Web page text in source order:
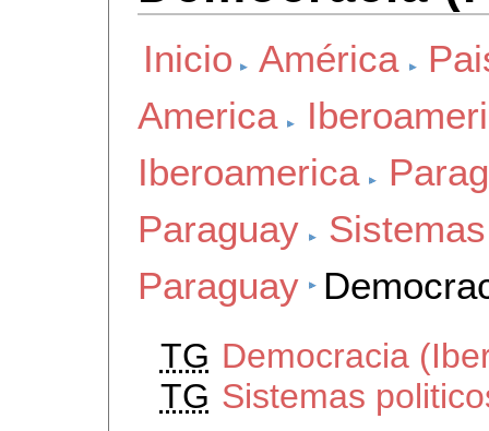
Inicio América
America
Iberoamerica
Paraguay
Paraguay
TG Democracia
TG Sistemas